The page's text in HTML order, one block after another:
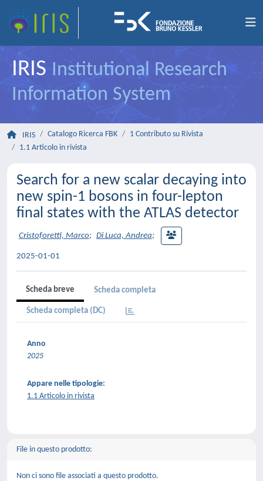
IRIS Institutional Research
Information System
IRIS Catalogo Ricerca FBK
1 Contributo su Rivista
1.1 Articolo in rivista
Search for a new scalar decaying into
new spin-1 bosons in four-lepton
final states with the ATLAS detector
Cristoforetti, Marco; Di Luca, Andrea;
2025-01-01
Scheda breve Scheda completa
Scheda completa (DC)
Anno
2025
Appare nelle tipologie:
1.1 Articolo in rivista
File in questo prodotto:
Non ci sono file associati a questo prodotto.